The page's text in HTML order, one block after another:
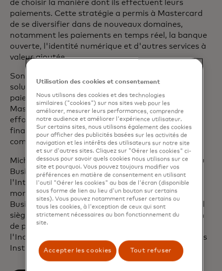
de choisir la manière dont ils effectuent leurs
paiements. Cette stratégie a permis à Mastercard
de se diversifier dans de nouveaux domaines,
notamment les paiements en temps réel, la banque
ouverte, l'identité numérique et d'autres services à
valeur ajoutée.
Son approche collaborative permet de créer des
solutions évolutives et fiables pour l'échange de
paiements et de données. Lorsqu'il a rejoint
Mastercard en 2010, il a contribué à orienter les
efforts de l'entreprise en matière d'inclusion
financière afin d'obtenir un impact social
commercialement durable.
Michael est membre de la Business Roundtable, du
Business Council, du U.S.-India CEO Forum, de
l'International Advisory Panel de l'Autorité
monétaire de Singapour et de l'International
Business Council du Forum économique mondial. Il
siège au conseil d'administration d'IBM, du Forum
de partenariat stratégique entre les États-Unis et
l'Inde, du Metropolitan Opera, du World Resources
Institute et de la Croix-Rouge américaine.
Utilisation des cookies et consentement
Nous utilisons des cookies et des technologies
similaires ("cookies") sur nos sites web pour les
améliorer, mesurer leurs performances, comprendre
notre audience et améliorer l'expérience utilisateur.
Sur certains sites, nous utilisons également des cookies
pour afficher des publicités basées sur les activités de
navigation et les intérêts des utilisateurs sur notre site
et sur d'autres sites. Cliquez sur "Gérer les cookies" ci-
dessous pour savoir quels cookies nous utilisons sur ce
site et pourquoi. Vous pouvez toujours modifier vos
préférences en matière de consentement en utilisant
l'outil "Gérer les cookies" au bas de l'écran (disponible
sous forme de lien au lieu d'un bouton sur certains
sites). Vous pouvez notamment refuser certains ou
tous les cookies, à l'exception de ceux qui sont
strictement nécessaires au bon fonctionnement du
site.
Accepter les cookies Tout refuser